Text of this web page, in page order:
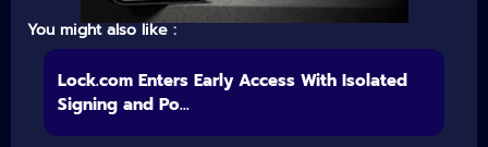
You might also like :
Lock.com Enters Early Access With Isolated
Signing and Po...